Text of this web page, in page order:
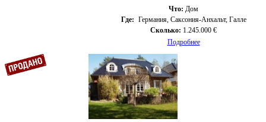
Что: Дом
Где: Германия, Саксония-Анхальт, Галле
Сколько: 1.245.000 €
Подробнее